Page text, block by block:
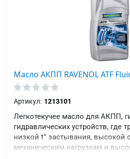
Масло АКПП RAVENOL ATF
Артикул: 1213101
Легкотекучее масло для АКПП,
гидравлических устройств, где
низкой t° застывания, высокой
механическим нагрузкам и